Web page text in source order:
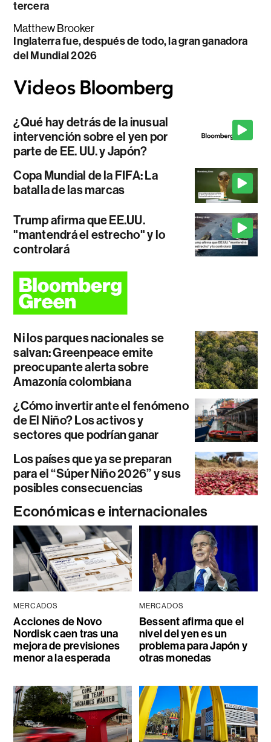
tercera
Matthew Brooker
Inglaterra fue, después de todo, la gran ganadora
del Mundial 2026
¿Qué hay detrás de la inusual
intervención sobre el yen por
parte de EE. UU. y Japón?
Copa Mundial de la FIFA: La
batalla de las marcas
Trump afirma que EE.UU.
"mantendrá el estrecho" y lo
controlará
Ni los parques nacionales se
salvan: Greenpeace emite
preocupante alerta sobre
Amazonía colombiana
¿Cómo invertir ante el fenómeno
de El Niño? Los activos y
sectores que podrían ganar
Los países que ya se preparan
para el “Súper Niño 2026” y sus
posibles consecuencias
Económicas e internacionales
MERCADOS
Acciones de Novo
Nordisk caen tras una
mejora de previsiones
menor a la esperada
MERCADOS
Bessent afirma que el
nivel del yen es un
problema para Japón y
otras monedas